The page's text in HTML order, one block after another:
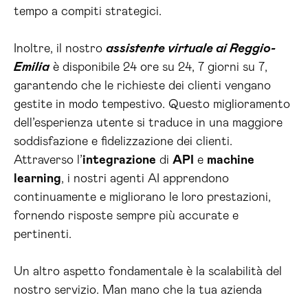
tempo a compiti strategici.
Inoltre, il nostro assistente virtuale ai Reggio-
Emiliaè disponibile 24 ore su 24, 7 giorni su 7,
garantendo che le richieste dei clienti vengano
gestite in modo tempestivo. Questo miglioramento
dell’esperienza utente si traduce in una maggiore
soddisfazione e fidelizzazione dei clienti.
Attraverso l’integrazione di API e machine
learning, i nostri agenti AI apprendono
continuamente e migliorano le loro prestazioni,
fornendo risposte sempre più accurate e
pertinenti.
Un altro aspetto fondamentale è la scalabilità del
nostro servizio. Man mano che la tua azienda